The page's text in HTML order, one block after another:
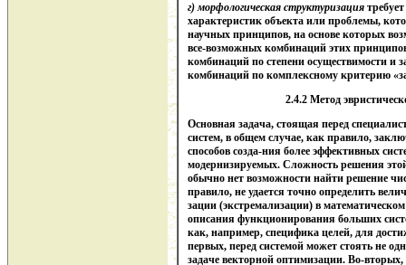
г) морфологическая структуризация
характеристик объекта или проблемы,
научных принципов, на основе которых
все-возможных комбинаций этих
комбинаций по степени осуществимости и
комбинаций по комплексному критерию
2.4.2 Метод
Основная задача, стоящая перед
систем, в общем случае, как правило,
способов созда-ния более эффективных
модернизируемых. Сложность решения этой
обычно нет возможности найти решение
правило, не удается точно определить
зации (экстремализации) в
описания функционирования больших
как, например, специфика целей, для
первых, перед системой может стоять не
задаче векторной оптимизации. Во-